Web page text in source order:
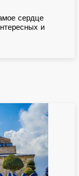
сердце
и